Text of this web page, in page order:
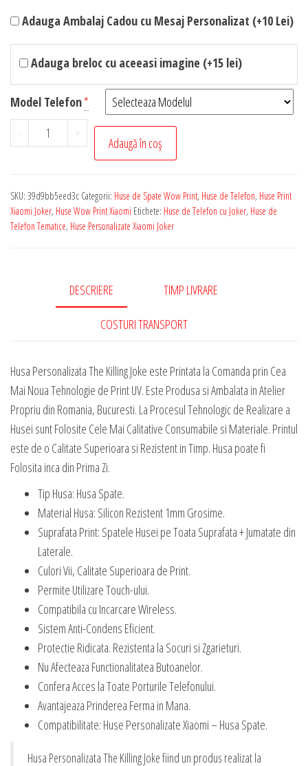
Adauga Ambalaj Cadou cu Mesaj Personalizat (+10 Lei)
Adauga breloc cu aceeasi imagine (+15 lei)
Model Telefon*
-
Cantitate
Husa
Personalizata
pentru
+
Adaugă în coș
SKU: 39d9bb5eed3c Categorii: Huse de Spate Wow Print, Huse de Telefon, Huse Print
Xiaomi Joker, Huse Wow Print Xiaomi Etichete: Huse de Telefon cu Joker, Huse de
Telefon Tematice, Huse Personalizate Xiaomi Joker
DESCRIERE TIMP LIVRARE
COSTURI TRANSPORT
Husa Personalizata The Killing Joke este Printata la Comanda prin Cea
Mai Noua Tehnologie de Print UV. Este Produsa si Ambalata in Atelier
Propriu din Romania, Bucuresti. La Procesul Tehnologic de Realizare a
Husei sunt Folosite Cele Mai Calitative Consumabile si Materiale. Printul
este de o Calitate Superioara si Rezistent in Timp. Husa poate fi
Folosita inca din Prima Zi.
Tip Husa: Husa Spate.
Material Husa: Silicon Rezistent 1mm Grosime.
Suprafata Print: Spatele Husei pe Toata Suprafata + Jumatate din
Laterale.
Culori Vii, Calitate Superioara de Print.
Permite Utilizare Touch-ului.
Compatibila cu Incarcare Wireless.
Sistem Anti-Condens Eficient.
Protectie Ridicata. Rezistenta la Socuri si Zgarieturi.
Nu Afecteaza Functionalitatea Butoanelor.
Confera Acces la Toate Porturile Telefonului.
Avantajeaza Prinderea Ferma in Mana.
Compatibilitate: Huse Personalizate Xiaomi – Husa Spate.
Husa Personalizata The Killing Joke fiind un produs realizat la